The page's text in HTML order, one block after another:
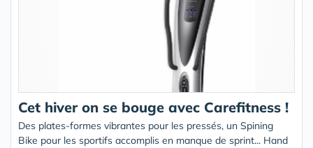
Cet hiver on se bouge avec Carefitness !
Des plates-formes vibrantes pour les pressés, un Spining
Bike pour les sportifs accomplis en manque de sprint... Hand